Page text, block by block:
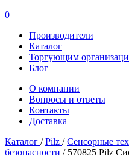
0
Производители
Каталог
Торгующим
Блог
О компании
Вопросы и ответы
Контакты
Доставка
Каталог /Pilz /Сенсорные
безопасности / 570825 Pilz